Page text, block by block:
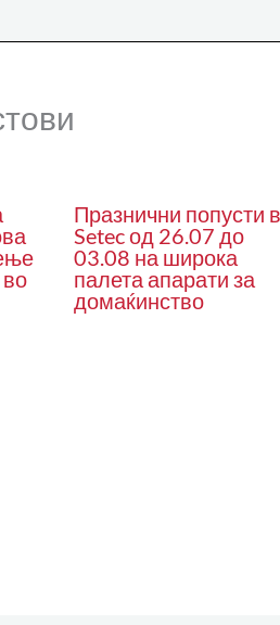
Празнични попусти
Setec од 26.07 до
03.08 на широка
палета апарати за
домаќинство